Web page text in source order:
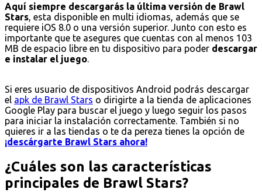
Aquí siempre descargarás la última versión de Brawl
Stars, esta disponible en multi idiomas, además que se
requiere iOS 8.0 o una versión superior. Junto con esto es
importante que te asegures que cuentas con al menos 103
MB de espacio libre en tu dispositivo para poder descargar
e instalar el juego.
Si eres usuario de dispositivos Android podrás descargar
el apk de Brawl Stars o dirigirte a la tienda de aplicaciones
Google Play para buscar el juego y luego seguir los pasos
para iniciar la instalación correctamente. También si no
quieres ir a las tiendas o te da pereza tienes la opción de
¡descárgarte Brawl Stars ahora!
¿Cuáles son las características
principales de Brawl Stars?